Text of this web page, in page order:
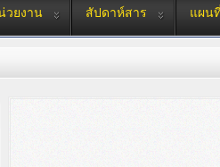
วยงาน สัปดาห์สาร แผน